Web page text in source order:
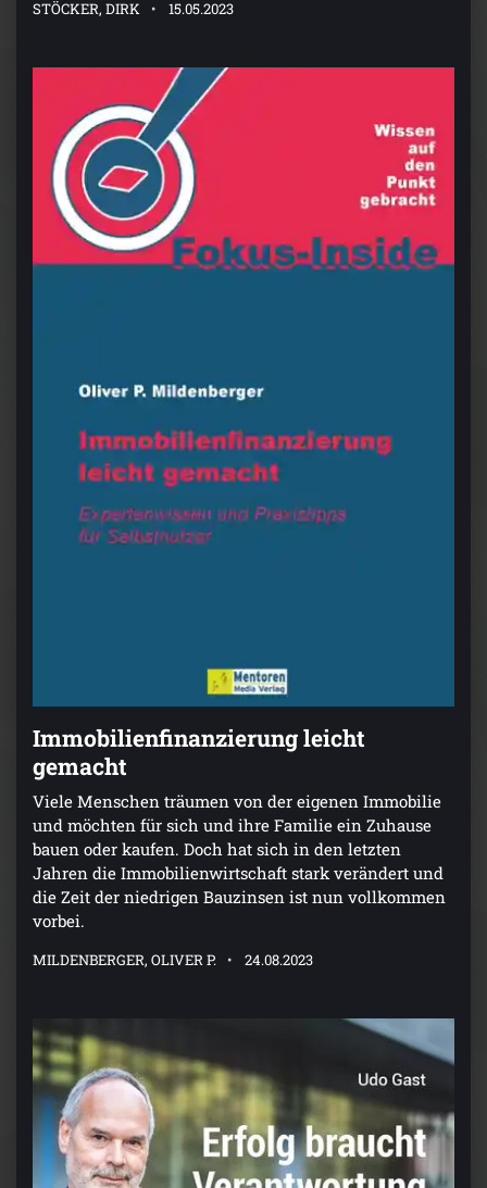
STÖCKER, DIRK 15.05.2023
Immobilienfinanzierung leicht
gemacht
Viele Menschen träumen von der eigenen Immobilie
und möchten für sich und ihre Familie ein Zuhause
bauen oder kaufen. Doch hat sich in den letzten
Jahren die Immobilienwirtschaft stark verändert und
die Zeit der niedrigen Bauzinsen ist nun vollkommen
vorbei.
MILDENBERGER, OLIVER P. 24.08.2023